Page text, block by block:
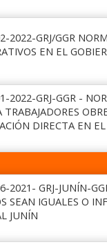
2022-GRJ/GGR
EN EL
2022-GRJ-GGR -
DIRECTA EN
2021- GRJ-JUNÍN-
SEAN IGUALES O
JUNÍN